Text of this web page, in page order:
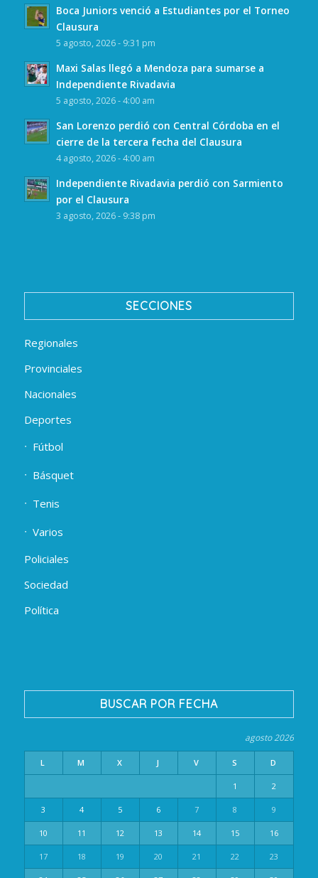
Boca Juniors venció a Estudiantes por el Torneo
Clausura
5 agosto, 2026 - 9:31 pm
Maxi Salas llegó a Mendoza para sumarse a
Independiente Rivadavia
5 agosto, 2026 - 4:00 am
San Lorenzo perdió con Central Córdoba en el
cierre de la tercera fecha del Clausura
4 agosto, 2026 - 4:00 am
Independiente Rivadavia perdió con Sarmiento
por el Clausura
3 agosto, 2026 - 9:38 pm
SECCIONES
Regionales
Provinciales
Nacionales
Deportes
Fútbol
Básquet
Tenis
Varios
Policiales
Sociedad
Política
BUSCAR POR FECHA
agosto 2026
L M X J V S D
1 2
3 4 5 6 7 8 9
10 11 12 13 14 15 16
17 18 19 20 21 22 23